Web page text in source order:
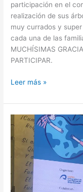
participación en el
realización de sus
muy currados y
cada una de las
MUCHÍSIMAS
PARTICIPAR.
Leer más »
Jornadas
de
Aprendizaje-
Servicio
de
Canarias